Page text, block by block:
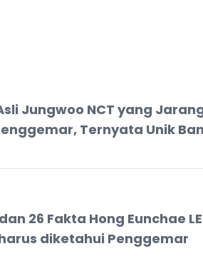
Jungwoo NCT yang
Ternyata Unik
26 Fakta Hong Eunchae LE
diketahui Penggemar